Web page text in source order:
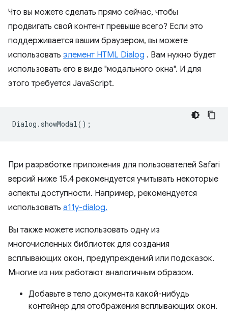
Что вы можете сделать прямо сейчас, чтобы
продвигать свой контент превыше всего? Если это
поддерживается вашим браузером, вы можете
использовать элемент HTML Dialog . Вам нужно будет
использовать его в виде "модального окна". И для
этого требуется JavaScript.
Dialog . showModal();
При разработке приложения для пользователей Safari
версий ниже 15.4 рекомендуется учитывать некоторые
аспекты доступности. Например, рекомендуется
использовать a11y-dialog.
Вы также можете использовать одну из
многочисленных библиотек для создания
всплывающих окон, предупреждений или подсказок.
Многие из них работают аналогичным образом.
Добавьте в тело документа какой-нибудь
контейнер для отображения всплывающих окон.